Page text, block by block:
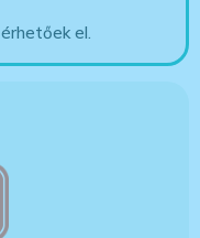
érhetőek el.